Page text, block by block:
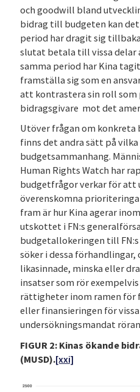
och goodwill bland
bidrag till budgeten kan
period har dragit sig
slutat betala till vissa delar
samma period har Kina
framställa sig som en
att kontrastera sin roll
bidragsgivare mot det
Utöver frågan om
finns det andra sätt på
budgetsammanhang.
Human Rights Watch har
budgetfrågor verkar för att
överenskomna
fram är hur Kina agerar
utskottet i FN:s
budgetallokeringen till
söker i dessa förhandlingar,
likasinnade, minska eller
insatser som rör
rättigheter inom ramen för
eller finansieringen för
undersökningsmandat
FIGUR 2: Kinas ökande
(MUSD).[xxi]